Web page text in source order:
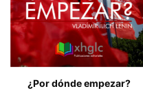
¿Por dónde empezar?